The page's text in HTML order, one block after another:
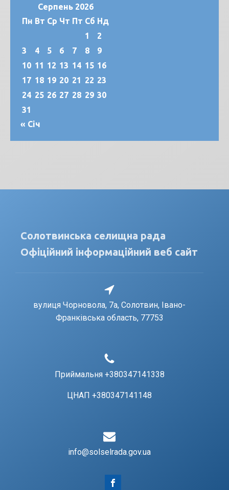
Серпень 2026
Пн Вт Ср Чт Пт Сб Нд
1
2
3
4 5 6 7 8
9
10 11 12 13 14 15 16
17 18 19 20 21 22 23
24 25 26 27 28 29 30
31
« Січ
Солотвинська селищна рада
Офіційний інформаційний веб сайт
вулиця Чорновола, 7a, Солотвин, Івано-
Франківська область, 77753
Приймальня +380347141338
ЦНАП +380347141148
info@solselrada.gov.ua